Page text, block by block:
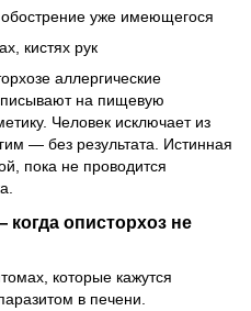
уже имеющегося
кистях рук
аллергические
на пищевую
Человек исключает из
— без результата. Истинная
пока не проводится
описторхоз не
которые кажутся
в печени.